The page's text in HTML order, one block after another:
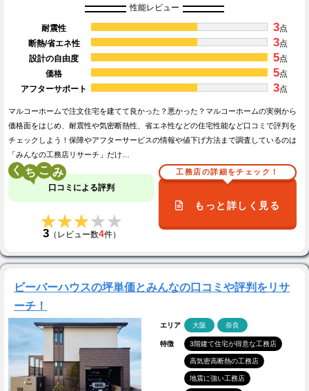
性能レビュー
耐震性 3点
断熱/省エネ性
3点
設計の自由度
5点
価格
5点
アフターサポート
3点
マルコーホームで注文住宅を建てて良かった？悪かった？マルコーホームの実例から
価格面をはじめ、耐震性や気密断熱性、省エネ性などの住宅性能など口コミで評判を
チェックしよう！保障やアフターサービスの情報や値下げ方法まで調査しているのは
「みんなの工務店リサーチ」だけ…
く こ
口コミによる評判
★★★★★
★★★★★
3（レビュー数4件）
工務店の詳細をチェック！
もっと詳しく見る
ビーバーハウスの坪単価とみんなの口コミや評判をリサ
ーチ！
エリア 大阪 奈良
特徴 3階建て住宅が得意な工務店
高気密高断熱の工務店
地震に強い工務店